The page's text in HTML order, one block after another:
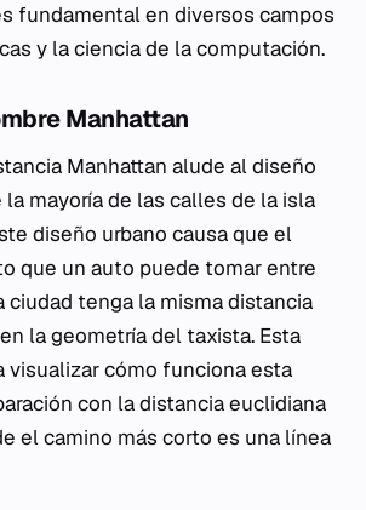
fundamental en diversos campos
y la ciencia de la computación.
Manhattan
Manhattan alude al diseño
mayoría de las calles de la isla
diseño urbano causa que el
que un auto puede tomar entre
ciudad tenga la misma distancia
la geometría del taxista. Esta
visualizar cómo funciona esta
con la distancia euclidiana
el camino más corto es una línea